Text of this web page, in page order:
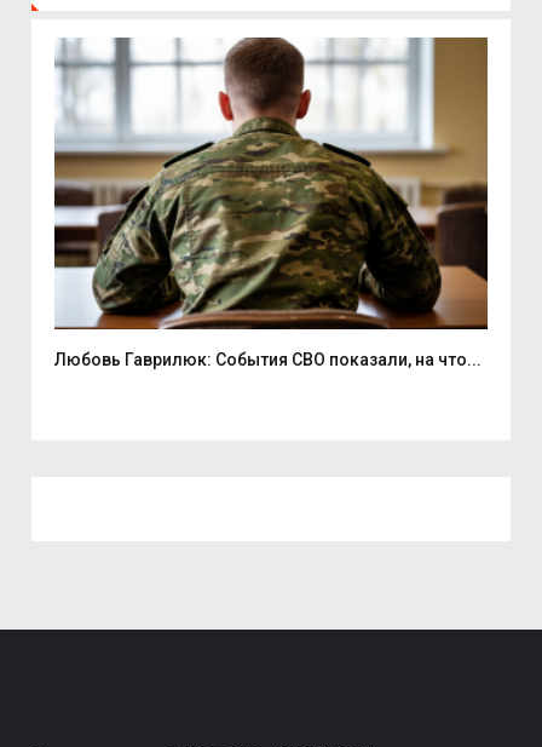
Любовь Гаврилюк: События СВО показали, на что...